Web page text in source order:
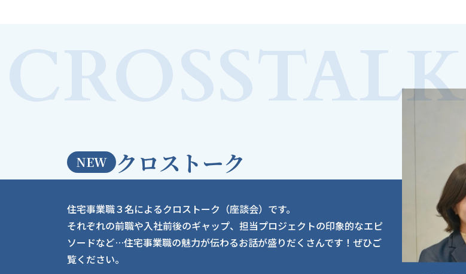
CROSSTALK
NEW クロストーク
住宅事業職３名によるクロストーク（座談会）です。
それぞれの前職や入社前後のギャップ、担当プロジェクトの印象的なエピ
ソードなど…住宅事業職の魅力が伝わるお話が盛りだくさんです！ぜひご
覧ください。